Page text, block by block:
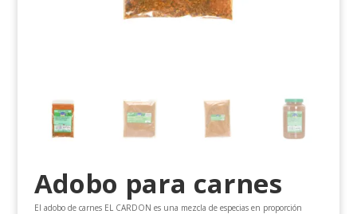
Adobo para carnes
El adobo de carnes EL CARDON es una mezcla de especias en proporción